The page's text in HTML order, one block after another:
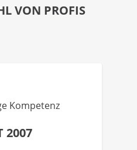
VON PROFIS
Kompetenz
2007